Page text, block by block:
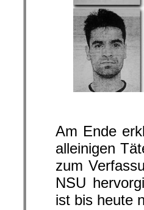
Am Ende
alleinigen
zum
NSU
ist bis heute